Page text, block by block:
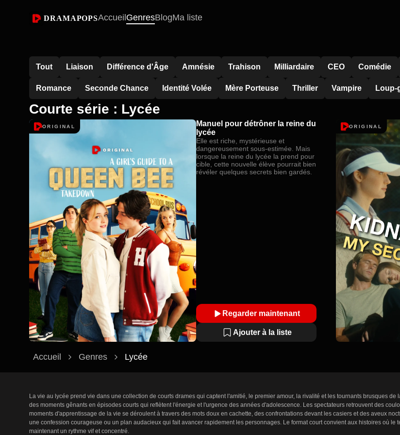
DRAMAPOPSAccueilGenresBlogMa liste
Tout Liaison Différence d'Âge Amnésie Trahison Milliardaire CEO Comédie
Romance Seconde Chance Identité Volée Mère Porteuse Thriller Vampire Loup-
Courte série : Lycée
ORIGINAL
Manuel pour détrôner la reine du
lycée
Elle est riche, mystérieuse et
dangereusement sous-estimée. Mais
lorsque la reine du lycée la prend pour
cible, cette nouvelle élève pourrait bien
révéler quelques secrets bien gardés.
Regarder maintenant
Ajouter à la liste
ORIGINAL
Accueil Genres Lycée
La vie au lycée prend vie dans une collection de courts drames qui captent l'amitié, le premier amour, la rivalité et les tournants brusques
des moments gênants en épisodes courts qui reflètent l'énergie et l'urgence des années d'adolescence. Les spectateurs retrouvent des
moments d'apprentissage de la vie se déroulent à travers des mots doux en cachette, des confrontations devant les casiers et des aveux
une confession courageuse ou un plan audacieux qui fait avancer rapidement les personnages. Le format court convient aux histoires où
maintenant un rythme vif et concentré.